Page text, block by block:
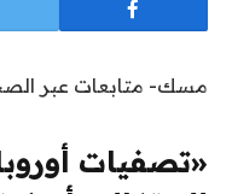
مسك- متابعات عبر